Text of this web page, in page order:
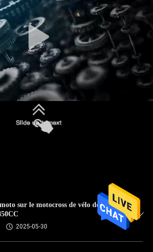
sur le motocross de vélo de saleté
2025-05-30